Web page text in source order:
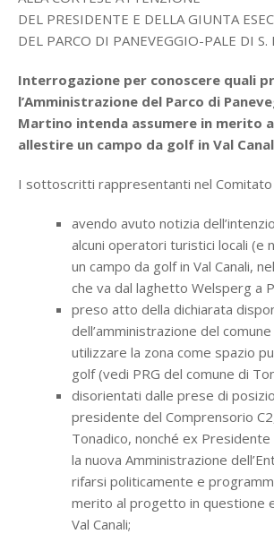
DEL PRESIDENTE E DELLA GIUNTA
DEL PARCO DI PANEVEGGIO-PALE DI
Interrogazione per conoscere quali
l’Amministrazione del Parco di
Martino intenda assumere in merito
allestire un campo da golf in Val
I sottoscritti rappresentanti nel Comitato
avendo avuto notizia
alcuni operatori turistici locali (e
un campo da golf in Val Canali,
che va dal laghetto Welsperg a
preso atto della dichiarata
dell’amministrazione del
utilizzare la zona come spazio
golf (vedi PRG del comune di
disorientati dalle prese di
presidente del Comprensorio
Tonadico, nonché ex Presidente
la nuova Amministrazione
rifarsi politicamente e
merito al progetto in questione
Val Canali;